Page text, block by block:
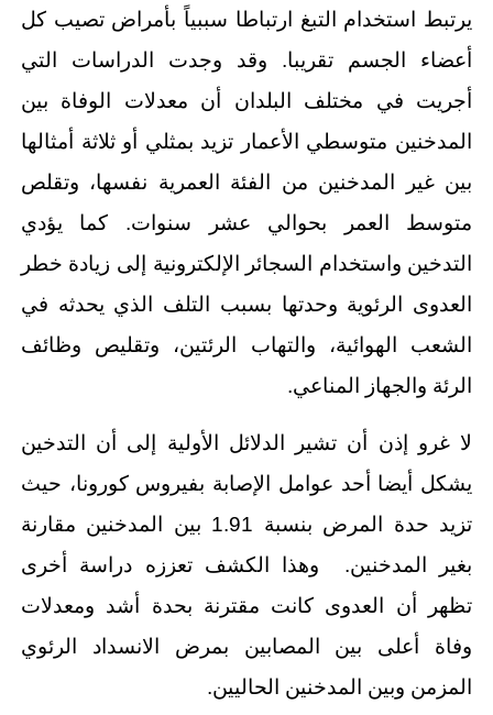
يرتبط استخدام التبغ ارتباطا سببياً بأمراض تصيب كل
أعضاء الجسم تقريبا. وقد وجدت الدراسات التي
أجريت في مختلف البلدان أن معدلات الوفاة بين
المدخنين متوسطي الأعمار تزيد بمثلي أو ثلاثة أمثالها
بين غير المدخنين من الفئة العمرية نفسها، وتقلص
متوسط العمر بحوالي عشر سنوات. كما يؤدي
التدخين واستخدام السجائر الإلكترونية إلى زيادة خطر
العدوى الرئوية وحدتها بسبب التلف الذي يحدثه في
الشعب الهوائية، والتهاب الرئتين، وتقليص وظائف
الرئة والجهاز المناعي.
لا غرو إذن أن تشير الدلائل الأولية إلى أن التدخين
يشكل أيضا أحد عوامل الإصابة بفيروس كورونا، حيث
تزيد حدة المرض بنسبة 1.91 بين المدخنين مقارنة
بغير المدخنين. وهذا الكشف تعززه دراسة أخرى
تظهر أن العدوى كانت مقترنة بحدة أشد ومعدلات
وفاة أعلى بين المصابين بمرض الانسداد الرئوي
المزمن وبين المدخنين الحاليين.